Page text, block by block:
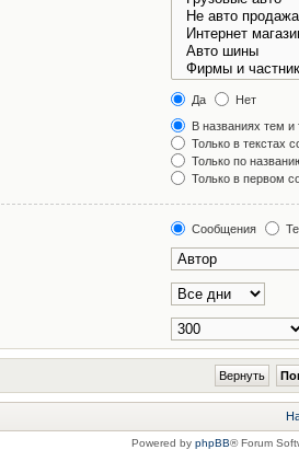
Да
Нет
В названиях тем и
Только в текстах
Только по
Только в первом
Сообщения
Powered by phpBB® Forum